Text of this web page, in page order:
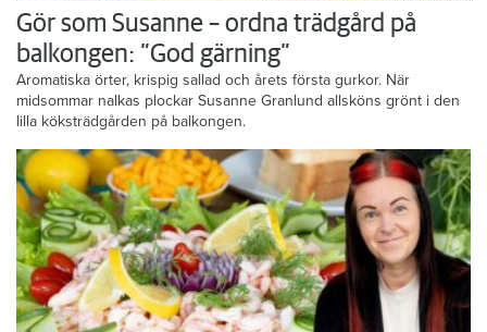
Gör som Susanne – ordna trädgård på
balkongen: ”God gärning”
Aromatiska örter, krispig sallad och årets första gurkor. När
midsommar nalkas plockar Susanne Granlund allsköns grönt i den
lilla köksträdgården på balkongen.